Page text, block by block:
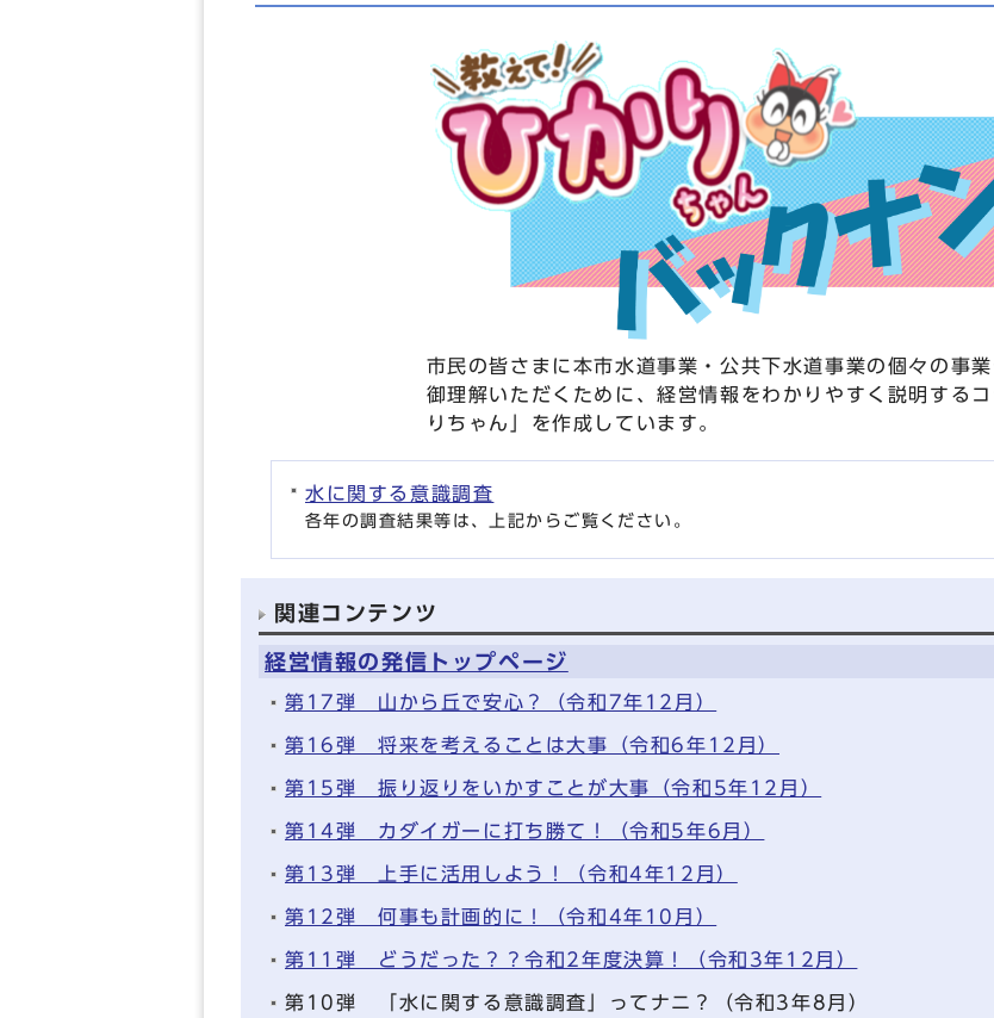
市民の皆さまに本市水道事業・公共下水道事業の個々の事
御理解いただくために、経営情報をわかりやすく説明する
りちゃん」を作成しています。
水に関する意識調査
各年の調査結果等は、上記からご覧ください。
関連コンテンツ
経営情報の発信トップページ
第17弾 山から丘で安心？（令和7年12月）
第16弾 将来を考えることは大事（令和6年12月）
第15弾 振り返りをいかすことが大事（令和5年12月）
第14弾 カダイガーに打ち勝て！（令和5年6月）
第13弾 上手に活用しよう！（令和4年12月）
第12弾 何事も計画的に！（令和4年10月）
第11弾 どうだった？？令和2年度決算！（令和3年12月）
第10弾 「水に関する意識調査」ってナニ？（令和3年8月）